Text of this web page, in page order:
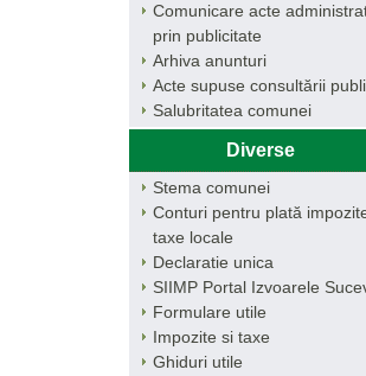
Comunicare acte
prin publicitate
Arhiva anunturi
Acte supuse consultării
Salubritatea comunei
Diverse
Stema comunei
Conturi pentru plată
taxe locale
Declaratie unica
SIIMP Portal Izvoarele
Formulare utile
Impozite si taxe
Ghiduri utile